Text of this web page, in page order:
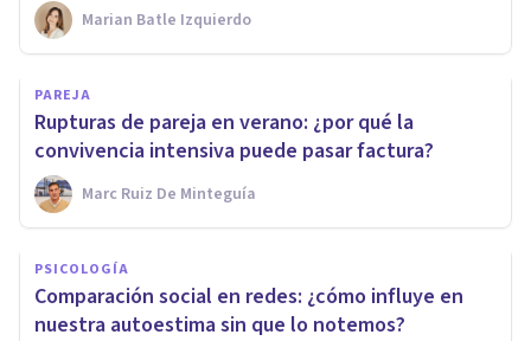
Marian Batle Izquierdo
PAREJA
Rupturas de pareja en verano: ¿por qué la
convivencia intensiva puede pasar factura?
Marc Ruiz De Minteguía
PSICOLOGÍA
Comparación social en redes: ¿cómo influye en
nuestra autoestima sin que lo notemos?